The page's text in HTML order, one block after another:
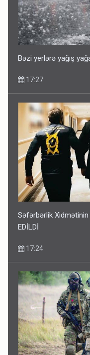
Bəzi yerlərə yağış
17:27
Səfərbərlik
EDİLDİ
17:24